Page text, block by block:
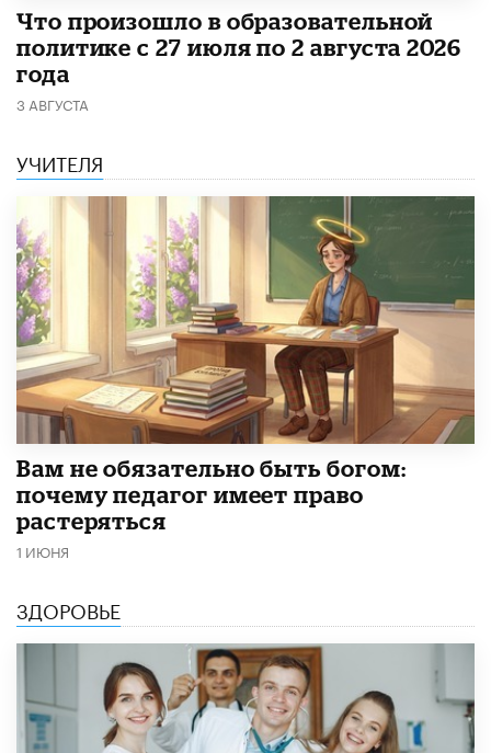
​Что произошло в образовательной
политике с 27 июля по 2 августа 2026
года
3 АВГУСТА
УЧИТЕЛЯ
​Вам не обязательно быть богом:
почему педагог имеет право
растеряться
1 ИЮНЯ
ЗДОРОВЬЕ